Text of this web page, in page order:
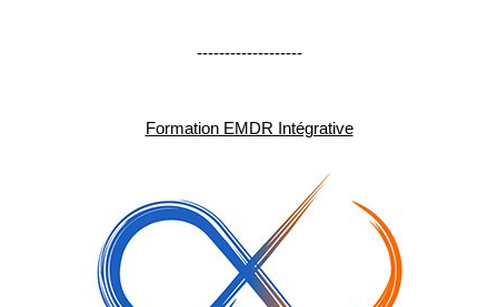
-------------------
Formation EMDR Intégrative